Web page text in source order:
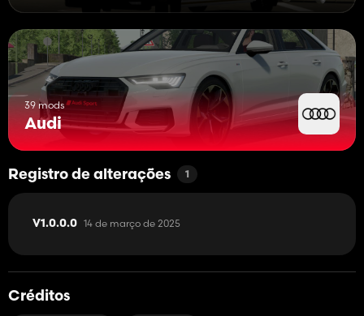
39 mods
Audi
Registro de alterações 1
V1.0.0.0 14 de março de 2025
Créditos